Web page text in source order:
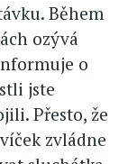
Během
ozývá
o
jste
Přesto, že
zvládne